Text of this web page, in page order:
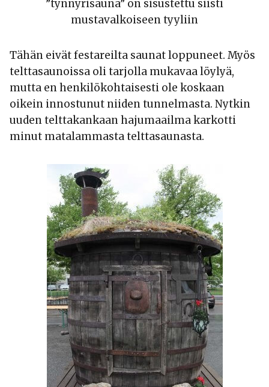
”tynnyrisauna” on sisustettu siisti
mustavalkoiseen tyyliin
Tähän eivät festareilta saunat loppuneet. Myös
telttasaunoissa oli tarjolla mukavaa löylyä,
mutta en henkilökohtaisesti ole koskaan
oikein innostunut niiden tunnelmasta. Nytkin
uuden telttakankaan hajumaailma karkotti
minut matalammasta telttasaunasta.